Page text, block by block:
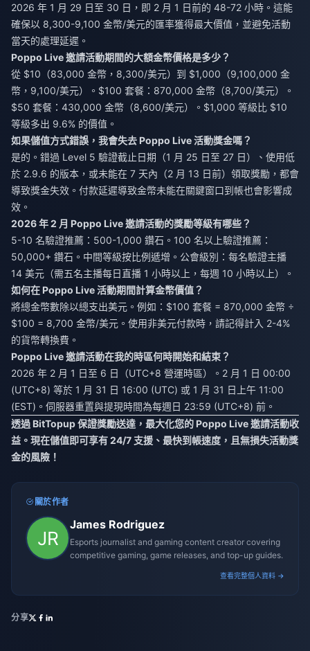
2026 年 1 月 29 日至 30 日，即 2 月 1 日前的 48-72 小時。這能
確保以 8,300-9,100 金幣/美元的匯率獲得最大價值，並避免活動
當天的處理延遲。
Poppo Live 邀請活動期間的大額金幣價格是多少？
從 $10（83,000 金幣，8,300/美元）到 $1,000（9,100,000 金
幣，9,100/美元）。$100 套餐：870,000 金幣（8,700/美元）。
$50 套餐：430,000 金幣（8,600/美元）。$1,000 等級比 $10
等級多出 9.6% 的價值。
如果儲值方式錯誤，我會失去 Poppo Live 活動獎金嗎？
是的。錯過 Level 5 驗證截止日期（1 月 25 日至 27 日）、使用低
於 2.9.6 的版本，或未能在 7 天內（2 月 13 日前）領取獎勵，都會
導致獎金失效。付款延遲導致金幣未能在關鍵窗口到帳也會影響成
效。
2026 年 2 月 Poppo Live 邀請活動的獎勵等級有哪些？
5-10 名驗證推薦：500-1,000 鑽石。100 名以上驗證推薦：
50,000+ 鑽石。中間等級按比例遞增。公會級別：每名驗證主播
14 美元（需五名主播每日直播 1 小時以上，每週 10 小時以上）。
如何在 Poppo Live 活動期間計算金幣價值？
將總金幣數除以總支出美元。例如：$100 套餐 = 870,000 金幣 ÷
$100 = 8,700 金幣/美元。使用非美元付款時，請記得計入 2-4%
的貨幣轉換費。
Poppo Live 邀請活動在我的時區何時開始和結束？
2026 年 2 月 1 日至 6 日（UTC+8 營運時區）。2 月 1 日 00:00
(UTC+8) 等於 1 月 31 日 16:00 (UTC) 或 1 月 31 日上午 11:00
(EST)。伺服器重置與提現時間為每週日 23:59 (UTC+8) 前。
透過 BitTopup 保證獎勵送達，最大化您的 Poppo Live 邀請活動收
益。現在儲值即可享有 24/7 支援、最快到帳速度，且無損失活動獎
金的風險！
關於作者
James Rodriguez
Esports journalist and gaming content creator covering
competitive gaming, game releases, and top-up guides.
查看完整個人資料 →
分享